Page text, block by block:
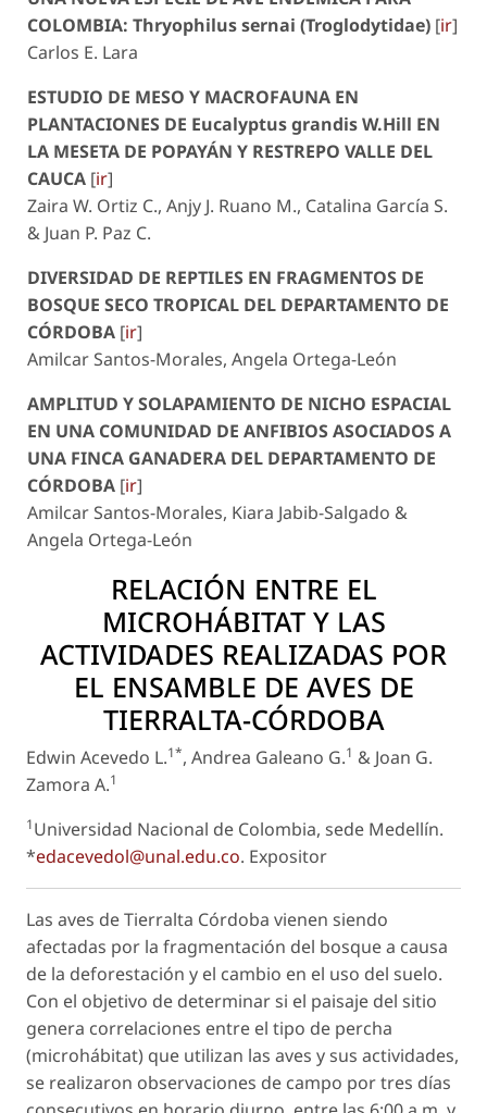
COLOMBIA: Thryophilus sernai (Troglodytidae) [ir]
Carlos E. Lara
ESTUDIO DE MESO Y MACROFAUNA EN
PLANTACIONES DE Eucalyptus grandisW.Hill EN
LA MESETA DE POPAYÁN Y RESTREPO VALLE DEL
CAUCA [ir]
Zaira W. Ortiz C., Anjy J. Ruano M., Catalina García S.
& Juan P. Paz C.
DIVERSIDAD DE REPTILES EN FRAGMENTOS DE
BOSQUE SECO TROPICAL DEL DEPARTAMENTO DE
CÓRDOBA [ir]
Amilcar Santos-Morales, Angela Ortega-León
AMPLITUD Y SOLAPAMIENTO DE NICHO ESPACIAL
EN UNA COMUNIDAD DE ANFIBIOS ASOCIADOS A
UNA FINCA GANADERA DEL DEPARTAMENTO DE
CÓRDOBA [ir]
Amilcar Santos-Morales, Kiara Jabib-Salgado &
Angela Ortega-León
RELACIÓN ENTRE EL
MICROHÁBITAT Y LAS
ACTIVIDADES REALIZADAS POR
EL ENSAMBLE DE AVES DE
TIERRALTA-CÓRDOBA
Edwin Acevedo L.1*, Andrea Galeano G.1 & Joan G.
Zamora A.1
1Universidad Nacional de Colombia, sede Medellín.
*edacevedol@unal.edu.co. Expositor
Las aves de Tierralta Córdoba vienen siendo
afectadas por la fragmentación del bosque a causa
de la deforestación y el cambio en el uso del suelo.
Con el objetivo de determinar si el paisaje del sitio
genera correlaciones entre el tipo de percha
(microhábitat) que utilizan las aves y sus actividades,
se realizaron observaciones de campo por tres días